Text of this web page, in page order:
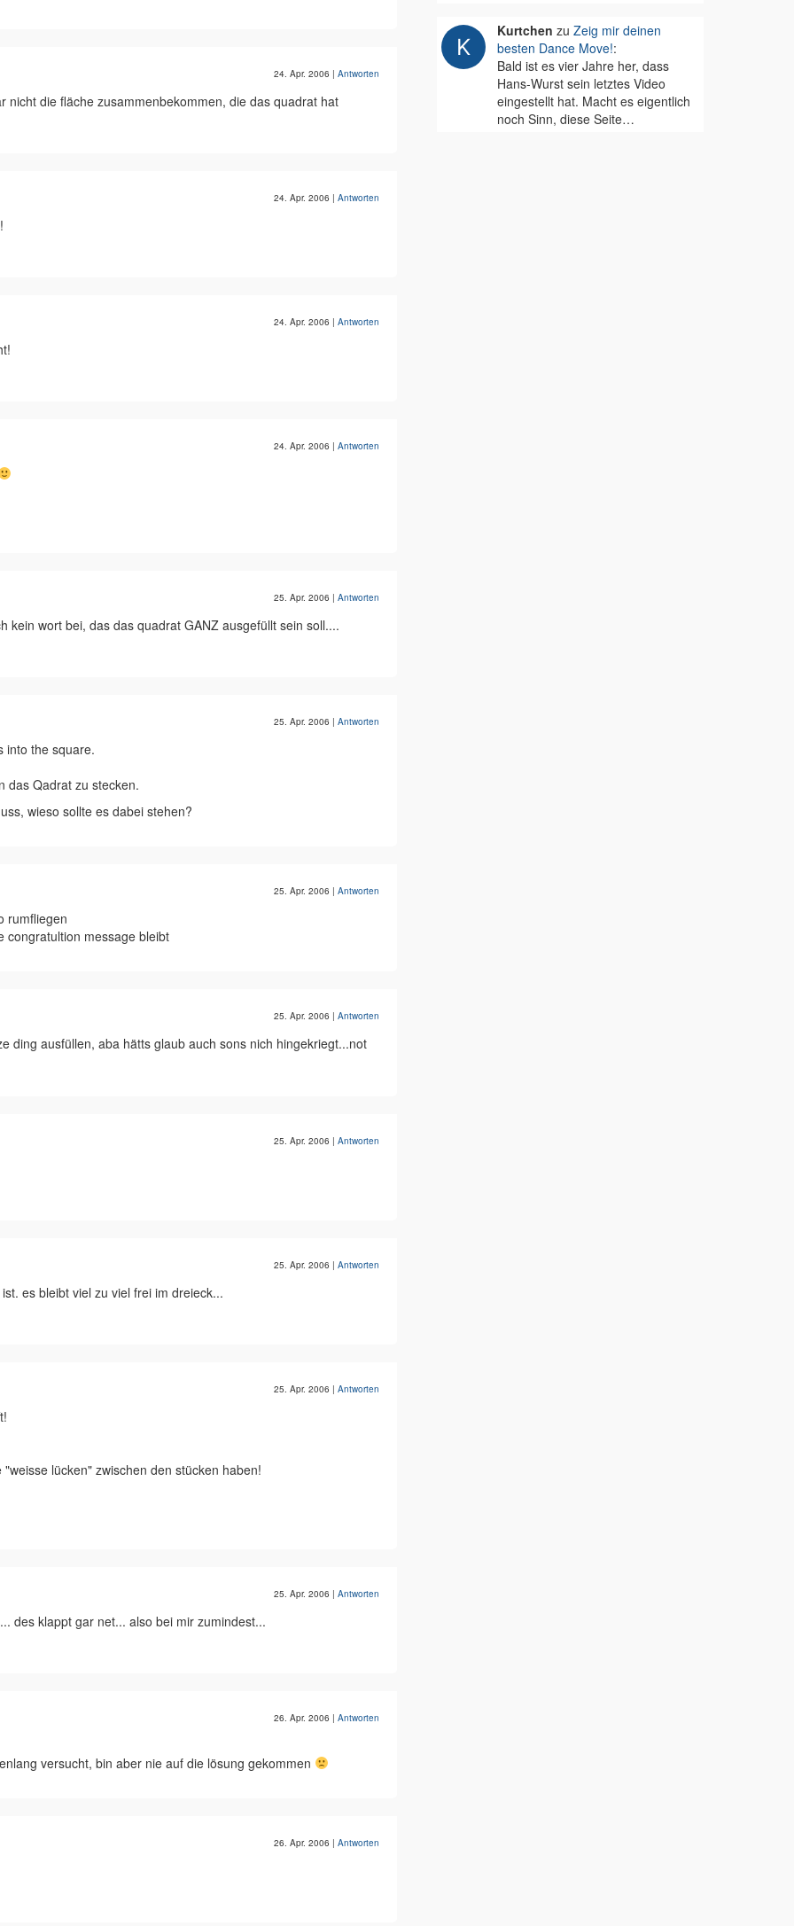
24. Apr. 2006 | Antworten
nicht die fläche zusammenbekommen, die das quadrat hat
24. Apr. 2006 | Antworten
24. Apr. 2006 | Antworten
24. Apr. 2006 | Antworten
25. Apr. 2006 | Antworten
kein wort bei, das das quadrat GANZ ausgefüllt sein soll....
25. Apr. 2006 | Antworten
into the square.
das Qadrat zu stecken.
wieso sollte es dabei stehen?
25. Apr. 2006 | Antworten
rumfliegen
congratultion message bleibt
25. Apr. 2006 | Antworten
ding ausfüllen, aba hätts glaub auch sons nich hingekriegt...not
25. Apr. 2006 | Antworten
25. Apr. 2006 | Antworten
es bleibt viel zu viel frei im dreieck...
25. Apr. 2006 | Antworten
lücken" zwischen den stücken haben!
25. Apr. 2006 | Antworten
des klappt gar net... also bei mir zumindest...
26. Apr. 2006 | Antworten
versucht, bin aber nie auf die lösung gekommen
26. Apr. 2006 | Antworten
Kurtchen zu Zeig mir deinen
besten Dance Move!:
Bald ist es vier Jahre her, dass
Hans-Wurst sein letztes Video
eingestellt hat. Macht es eigentlich
noch Sinn, diese Seite…